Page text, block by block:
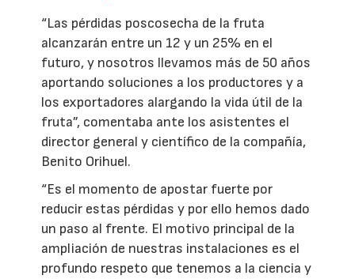
“Las pérdidas poscosecha de la fruta
alcanzarán entre un 12 y un 25% en el
futuro, y nosotros llevamos más de 50 años
aportando soluciones a los productores y a
los exportadores alargando la vida útil de la
fruta”, comentaba ante los asistentes el
director general y científico de la compañía,
Benito Orihuel.
“Es el momento de apostar fuerte por
reducir estas pérdidas y por ello hemos dado
un paso al frente. El motivo principal de la
ampliación de nuestras instalaciones es el
profundo respeto que tenemos a la ciencia y